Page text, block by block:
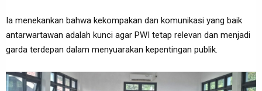
Ia menekankan bahwa kekompakan dan komunikasi yang baik
antarwartawan adalah kunci agar PWI tetap relevan dan menjadi
garda terdepan dalam menyuarakan kepentingan publik.